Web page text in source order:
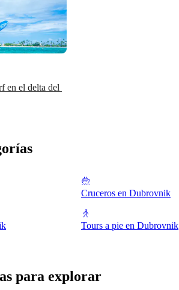
en el delta del
Cruceros en Dubrovnik
Tours a pie en Dubrovnik
para explorar